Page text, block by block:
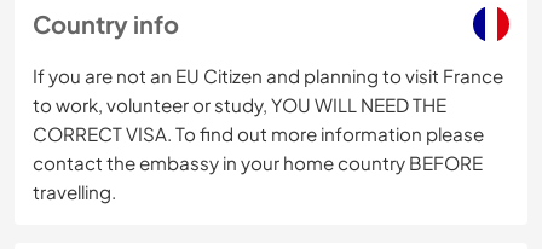
Country info
If you are not an EU Citizen and planning to visit France
to work, volunteer or study, YOU WILL NEED THE
CORRECT VISA. To find out more information please
contact the embassy in your home country BEFORE
travelling.